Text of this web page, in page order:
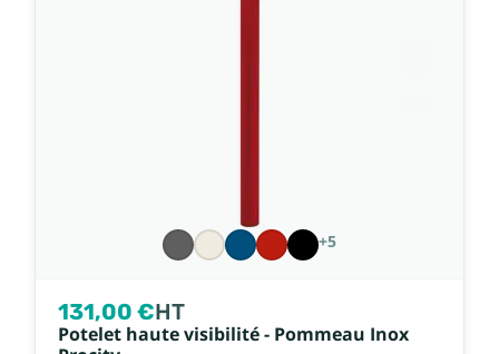
+5
131,00 €HT
Potelet haute visibilité - Pommeau Inox